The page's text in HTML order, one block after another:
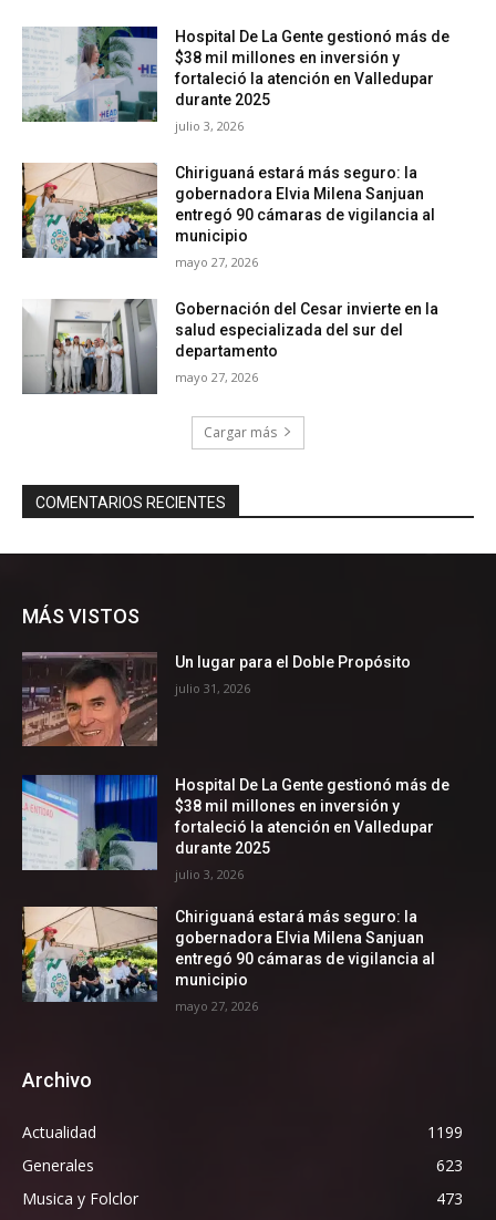
MÁS VISTOS
Un lugar para el Doble Propósito
julio 31, 2026
Hospital De La Gente gestionó más de
$38 mil millones en inversión y
fortaleció la atención en Valledupar
durante 2025
julio 3, 2026
Chiriguaná estará más seguro: la
gobernadora Elvia Milena Sanjuan
entregó 90 cámaras de vigilancia al
municipio
mayo 27, 2026
Archivo
Actualidad
1199
Generales
623
Musica y Folclor
473